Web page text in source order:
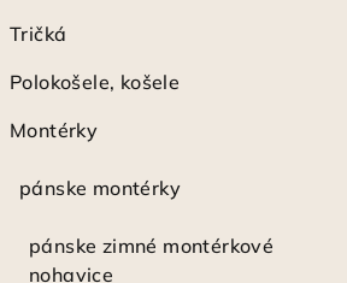
Tričká
Polokošele, košele
Montérky
pánske montérky
pánske zimné montérkové
nohavice